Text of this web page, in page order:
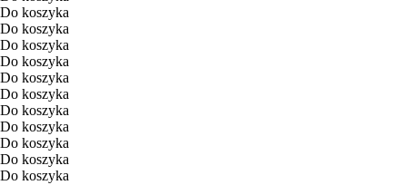
Do koszyka
Do koszyka
Do koszyka
Do koszyka
Do koszyka
Do koszyka
Do koszyka
Do koszyka
Do koszyka
Do koszyka
Do koszyka